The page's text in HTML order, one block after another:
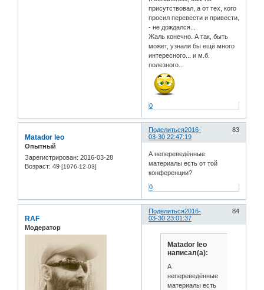
присутствовал, а от тех, кого
просил перевести и привести,
- не дождался...
Жаль конечно. А так, быть
может, узнали бы ещё много
интересного... и м.б.
полезного...
0
Поделиться 83
2016-
03-30 22:47:19
Matador leo
Опытный
Зарегистрирован: 2016-03-28
Возраст: 49 [1976-12-03]
А непереведённые
материалы есть от той
конференции?
0
Поделиться 84
2016-
03-30 23:01:37
RAF
Модератор
Matador leo
написал(а):
А
непереведённые
материалы есть